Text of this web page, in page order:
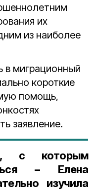
их
из наиболее
в миграционный
короткие
помощь,
заявление.
с которым
– Елена
изучила